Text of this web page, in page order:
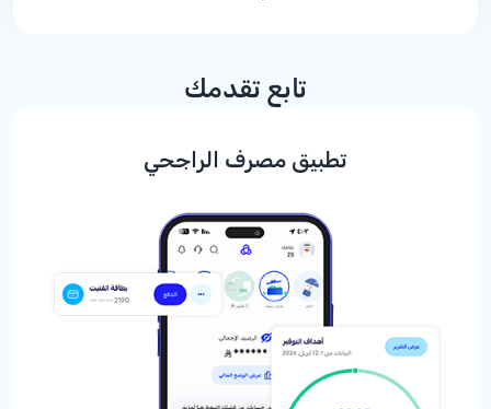
تابع تقدمك
تطبيق مصرف الراجحي